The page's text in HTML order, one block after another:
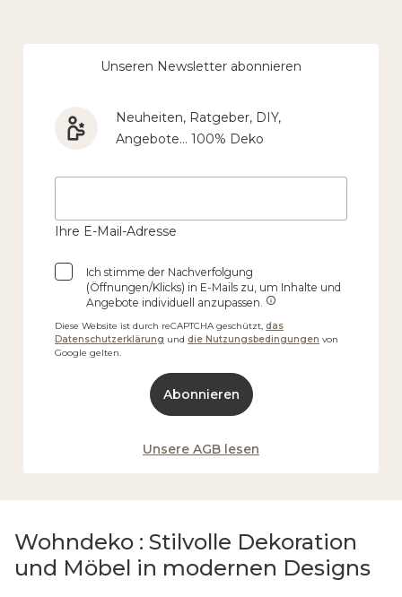
Unseren Newsletter abonnieren
Neuheiten, Ratgeber, DIY,
Angebote… 100% Deko
Ihre E-Mail-Adresse
Ich stimme der Nachverfolgung
(Öffnungen/Klicks) in E-Mails zu, um Inhalte und
Angebote individuell anzupassen.
Diese Website ist durch reCAPTCHA geschützt, das
Datenschutzerklärung und die Nutzungsbedingungen von
Google gelten.
Abonnieren
Unsere AGB lesen
Wohndeko : Stilvolle Dekoration
und Möbel in modernen Designs